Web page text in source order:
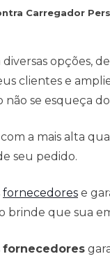
Carregador
opções,
clientes e
se esqueça
a mais alta
seu pedido.
fornecedores e
brinde que sua
fornecedores